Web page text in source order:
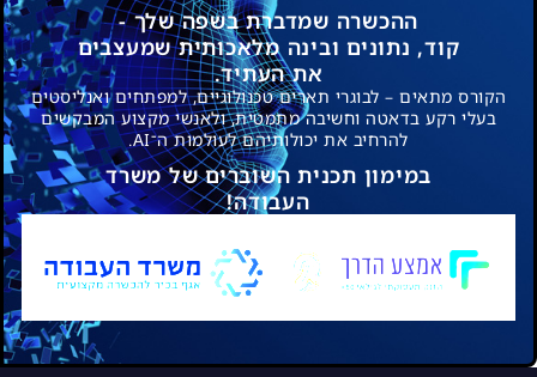
ההכשרה שמדברת בשפה שלך -
קוד, נתונים ובינה מלאכותית שמעצבים
את העתיד.
הקורס מתאים – לבוגרי תארים טכנולוגיים, למפתחים ואנליסטים
בעלי רקע בדאטה וחשיבה מתמטית, ולאנשי מקצוע המבקשים
להרחיב את יכולותיהם לעולמות ה־AI.
במימון תכנית השוברים של משרד
העבודה!